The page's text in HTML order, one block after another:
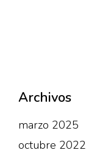
Archivos
marzo 2025
octubre 2022